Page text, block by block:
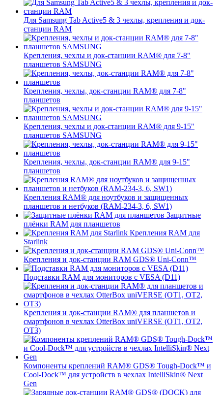
Для Samsung Tab Active5 & 3 чехлы, крепления и док-
станции RAM
Крепления, чехлы и док-станции RAM® для 7-8"
планшетов SAMSUNG
Крепления, чехлы, док-станции RAM® для 7-8"
планшетов
Крепления, чехлы и док-станции RAM® для 9-15"
планшетов SAMSUNG
Крепления, чехлы, док-станции RAM® для 9-15"
планшетов
Крепления RAM® для ноутбуков и защищенных
планшетов и нетбуков (RAM-234-3, 6, SW1)
Защитные
плёнки RAM для планшетов
Крепления RAM для
Starlink
Крепления и док-станции RAM GDS® Uni-Conn™
Подставки RAM для мониторов с VESA (D11)
Крепления и док-станции RAM® для планшетов и
смартфонов в чехлах OtterBox uniVERSE (OT1, OT2,
OT3)
Компоненты креплений RAM® GDS® Tough-Dock™ и
Cool-Dock™ для устройств в чехлах IntelliSkin® Next
Gen